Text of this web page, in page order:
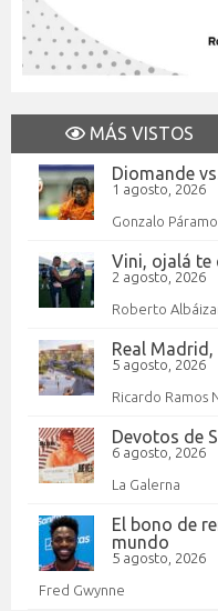
MÁS VISTOS
Diomande
1 agosto, 2026
Gonzalo Páramo
Vini, ojalá te
2 agosto, 2026
Roberto
Real
5 agosto, 2026
Ricardo Ramos
Devotos de
6 agosto, 2026
La Galerna
El bono de
mundo
5 agosto, 2026
Fred Gwynne